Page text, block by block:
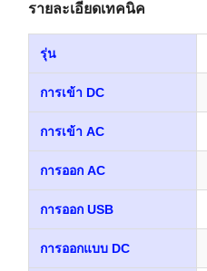
รายละเอียดเทคนิค
รุ่น
การเข้า DC
การเข้า AC
การออก AC
การออก USB
การออกแบบ DC